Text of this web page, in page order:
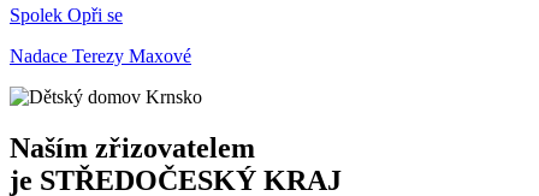
Spolek Opři se
Nadace Terezy Maxové
Naším zřizovatelem
je STŘEDOČESKÝ KRAJ